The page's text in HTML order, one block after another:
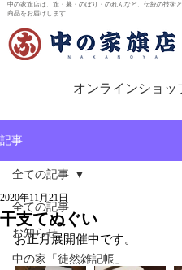
中の家旗店は、旗・幕・のぼり・のれんなど、伝統の技術
商品をお届けします
オンラインショッ
記事
全ての記事
お知らせ
中の家「徒然雑記帳」
全ての記事
干支てぬぐい
2020年11月21日
お正月展開催中です。